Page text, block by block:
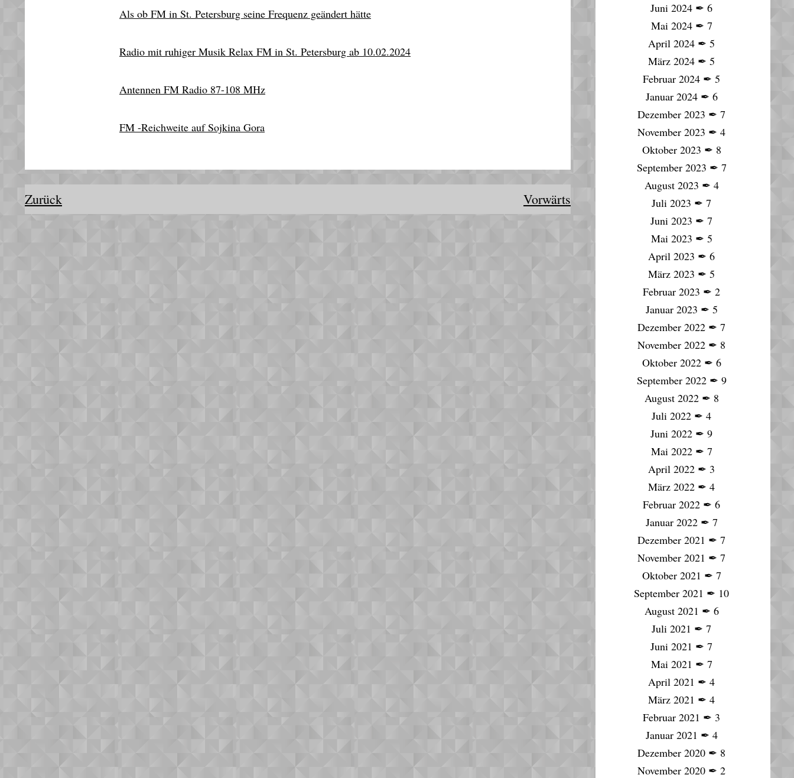
Als ob FM in St. Petersburg seine Frequenz geändert hätte
Radio mit ruhiger Musik Relax FM in St. Petersburg ab 10.02.2024
Antennen FM Radio 87-108 MHz
FM -Reichweite auf Sojkina Gora
Zurück Vorwärts
Juni 2024 ✒ 6
Mai 2024✒ 7
April 2024 ✒ 5
März 2024 ✒ 5
Februar 2024 ✒ 5
Januar 2024✒ 6
Dezember 2023 ✒ 7
November 2023 ✒ 4
Oktober 2023 ✒ 8
September 2023 ✒ 7
August 2023 ✒ 4
Juli 2023 ✒ 7
Juni 2023 ✒ 7
Mai 2023 ✒ 5
April 2023 ✒ 6
März 2023 ✒ 5
Februar 2023 ✒ 2
Januar 2023 ✒ 5
Dezember 2022 ✒ 7
November 2022 ✒ 8
Oktober 2022✒ 6
September 2022✒ 9
August 2022✒ 8
Juli 2022 ✒ 4
Juni 2022 ✒ 9
Mai 2022✒ 7
April 2022 ✒ 3
März 2022 ✒ 4
Februar 2022 ✒ 6
Januar 2022✒ 7
Dezember 2021 ✒ 7
November 2021 ✒ 7
Oktober 2021 ✒ 7
September 2021 ✒ 10
August 2021 ✒ 6
Juli 2021 ✒ 7
Juni 2021 ✒ 7
Mai 2021 ✒ 7
April 2021 ✒ 4
März 2021 ✒ 4
Februar 2021 ✒ 3
Januar 2021 ✒ 4
Dezember 2020 ✒ 8
November 2020 ✒ 2